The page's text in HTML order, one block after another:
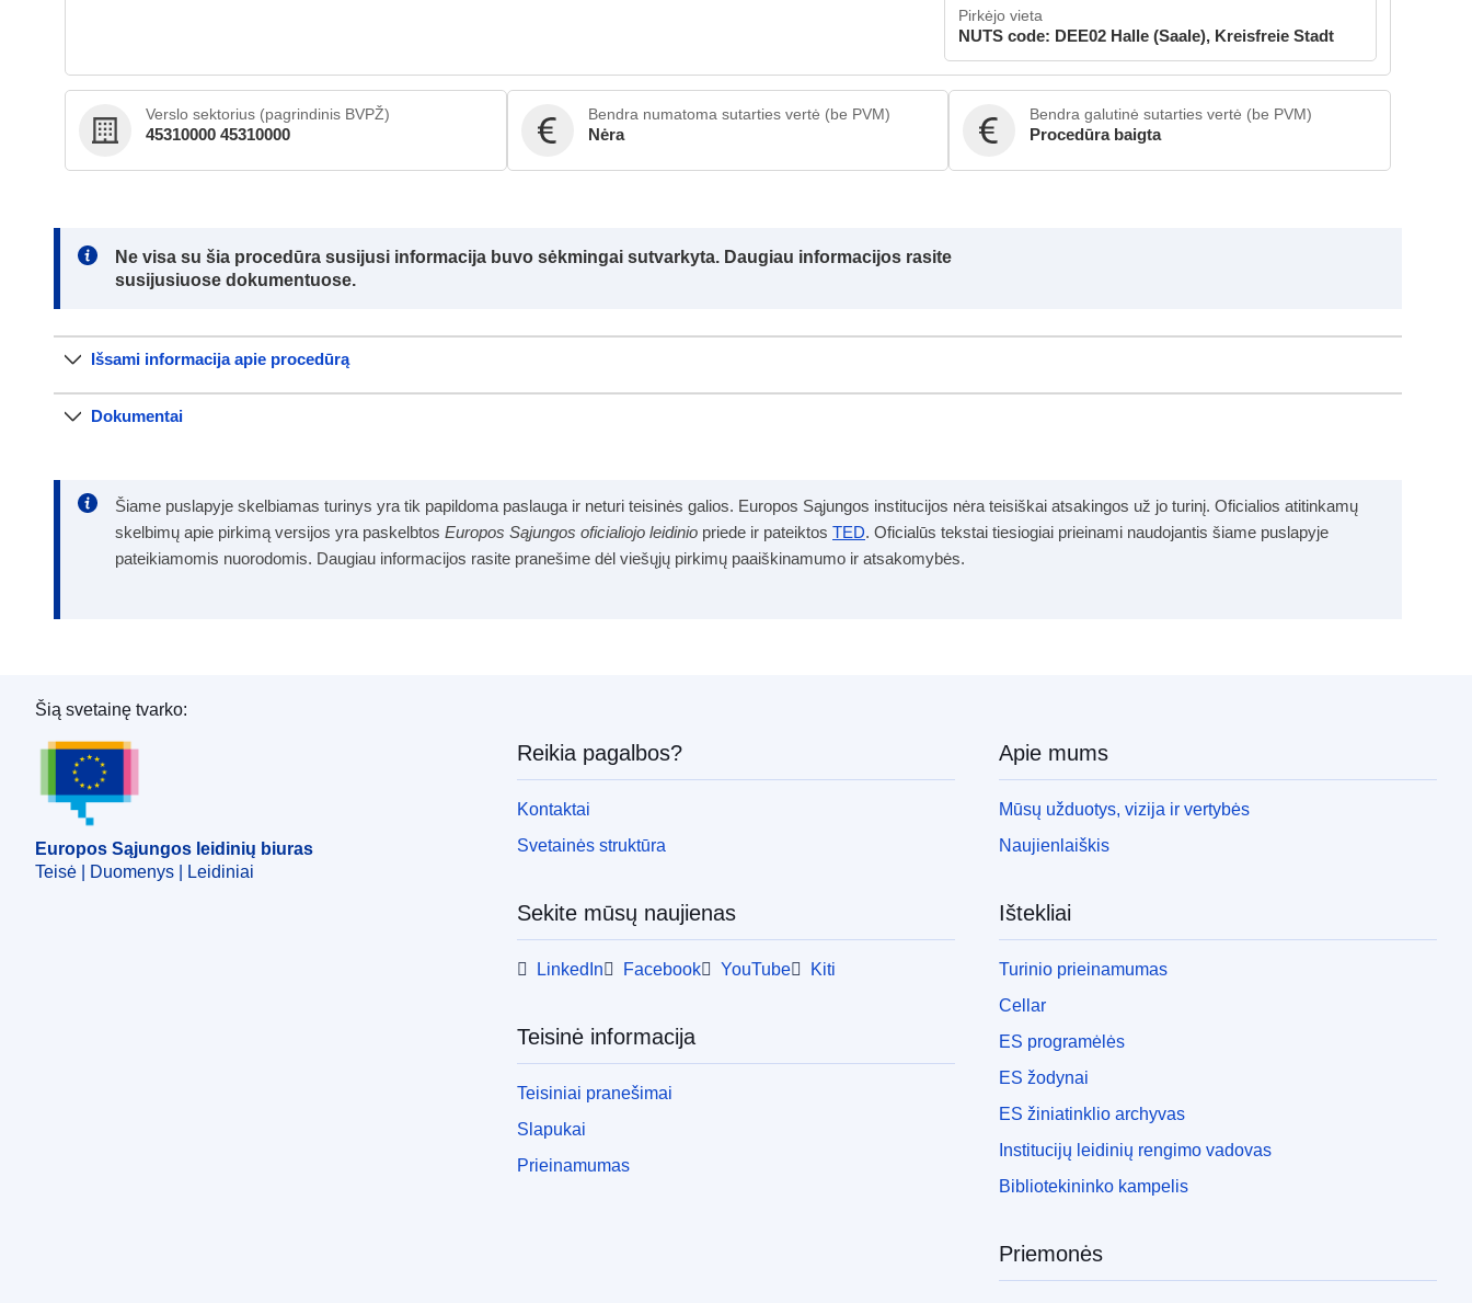
Pirkėjo vieta
NUTS code: DEE02 Halle (Saale), Kreisfreie Stadt
Verslo sektorius (pagrindinis BVPŽ)
45310000 45310000
Bendra numatoma sutarties vertė (be PVM)
Nėra
Bendra galutinė sutarties vertė (be PVM)
Procedūra baigta
Note:
Ne visa su šia procedūra susijusi informacija buvo sėkmingai sutvarkyta. Daugiau informacijos rasite
susijusiuose dokumentuose.
Išsami informacija apie procedūrą
Dokumentai
Šiame puslapyje skelbiamas turinys yra tik papildoma paslauga ir neturi teisinės galios. Europos Sąjungos institucijos nėra teisiškai atsakingos už jo turinį. Oficialios atitinkamų
skelbimų apie pirkimą versijos yra paskelbtos Europos Sąjungos oficialiojo leidinio priede ir pateiktos TED. Oficialūs tekstai tiesiogiai prieinami naudojantis šiame puslapyje
pateikiamomis nuorodomis. Daugiau informacijos rasite pranešime dėl viešųjų pirkimų paaiškinamumo ir atsakomybės.
Europos Sąjungos leidinių biuras
Šią svetainę tvarko:
Europos Sąjungos leidinių biuras
Teisė | Duomenys | Leidiniai
Reikia pagalbos?
Kontaktai
Svetainės struktūra
Sekite mūsų naujienas
LinkedIn Facebook YouTube Kiti
Teisinė informacija
Teisiniai pranešimai
Slapukai
Prieinamumas
Apie mums
Mūsų užduotys, vizija ir vertybės
Naujienlaiškis
Ištekliai
Turinio prieinamumas
Cellar
ES programėlės
ES žodynai
ES žiniatinklio archyvas
Institucijų leidinių rengimo vadovas
Bibliotekininko kampelis
Priemonės